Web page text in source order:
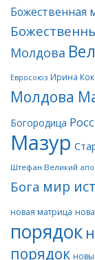
Божественная
Молдова
Евросоюз Ирина
Молдова
Богородица
Мазур
Штефан Великий
Бога мир
новая матрица
порядок
порядок